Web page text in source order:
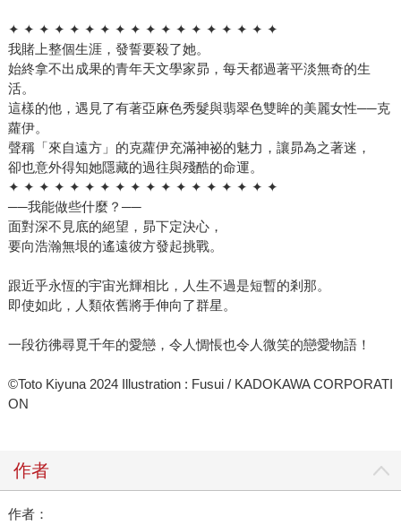
✦ ✦ ✦ ✦ ✦ ✦ ✦ ✦ ✦ ✦ ✦ ✦ ✦ ✦ ✦ ✦ ✦ ✦
我賭上整個生涯，發誓要殺了她。
始終拿不出成果的青年天文學家昴，每天都過著平淡無奇的生
活。
這樣的他，遇見了有著亞麻色秀髮與翡翠色雙眸的美麗女性──克
蘿伊。
聲稱「來自遠方」的克蘿伊充滿神祕的魅力，讓昴為之著迷，
卻也意外得知她隱藏的過往與殘酷的命運。
✦ ✦ ✦ ✦ ✦ ✦ ✦ ✦ ✦ ✦ ✦ ✦ ✦ ✦ ✦ ✦ ✦ ✦
──我能做些什麼？──
面對深不見底的絕望，昴下定決心，
要向浩瀚無垠的遙遠彼方發起挑戰。
跟近乎永恆的宇宙光輝相比，人生不過是短暫的剎那。
即使如此，人類依舊將手伸向了群星。
一段彷彿尋覓千年的愛戀，令人惆悵也令人微笑的戀愛物語！
©Toto Kiyuna 2024 Illustration : Fusui / KADOKAWA CORPORATI
ON
作者
作者：